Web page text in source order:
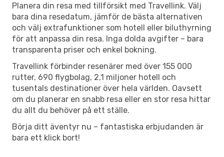
Planera din resa med tillförsikt med Travellink. Välj
bara dina resedatum, jämför de bästa alternativen
och välj extrafunktioner som hotell eller biluthyrning
för att anpassa din resa. Inga dolda avgifter – bara
transparenta priser och enkel bokning.
Travellink förbinder resenärer med över 155 000
rutter, 690 flygbolag, 2,1 miljoner hotell och
tusentals destinationer över hela världen. Oavsett
om du planerar en snabb resa eller en stor resa hittar
du allt du behöver på ett ställe.
Börja ditt äventyr nu – fantastiska erbjudanden är
bara ett klick bort!